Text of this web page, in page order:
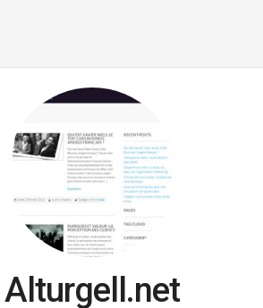
Alturgell.net